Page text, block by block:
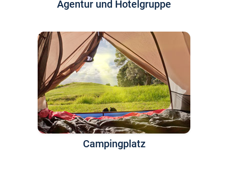
Agentur und Hotelgruppe
Campingplatz